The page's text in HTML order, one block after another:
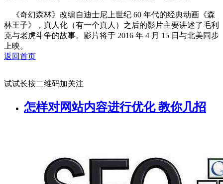
《奇幻森林》改编自迪士尼上世纪 60 年代的经典动画《森
林王子》，真人化（有一个真人）之后的影片主要讲述了毛利
克与老虎斗争的故事。影片将于 2016 年 4 月 15 日与北美同步
上映。
返回首页
试试长按二维码加关注
怎样对网站内容进行优化 教你几招